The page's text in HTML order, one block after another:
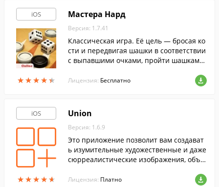
iOS
★★★★★
★★★★★
Мастера Нард
Версия: 1.7.41
Классическая игра. Её цель — бросая ко
сти и передвигая шашки в соответствии
с выпавшими очками, пройти шашками
дом.
Лицензия: Бесплатно
iOS
★★★★★
★★★★★
Union
Версия: 1.6.9
Это приложение позволит вам создават
ь изумительные художественные и даже
сюрреалистические изображения, объе
Лицензия: Платно